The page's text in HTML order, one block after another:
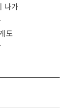
나가
도